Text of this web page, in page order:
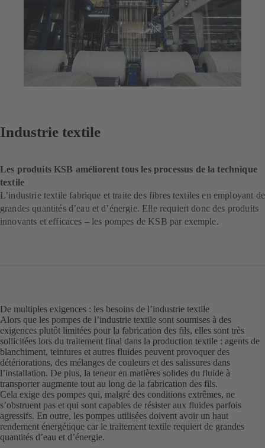
Industrie textile
Les produits KSB améliorent tous les processus de la technique
textile
L’industrie textile fabrique et traite des fibres textiles en employant de
grandes quantités d’eau et d’énergie. Elle requiert donc des produits
innovants et efficaces – les pompes de KSB par exemple.
De multiples exigences : les besoins de l’industrie textile
Alors que les pompes de l’industrie textile sont soumises à des
exigences plutôt limitées pour la fabrication des fils, elles sont très
sollicitées lors du traitement final dans la production textile : agents de
blanchiment, teintures et autres fluides peuvent provoquer des
détériorations, des mélanges de couleurs et des salissures dans
l’installation. De plus, la teneur en matières solides du fluide à
transporter augmente tout au long de la fabrication des fils.
Cela exige des pompes qui, malgré des conditions extrêmes, ne
s’obstruent pas et qui sont capables de résister aux fluides parfois
agressifs. En outre, les pompes utilisées doivent avoir un haut
rendement énergétique car le traitement textile requiert de grandes
quantités d’eau et d’énergie.